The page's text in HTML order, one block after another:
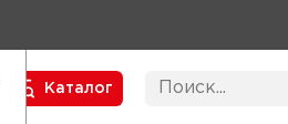
Каталог